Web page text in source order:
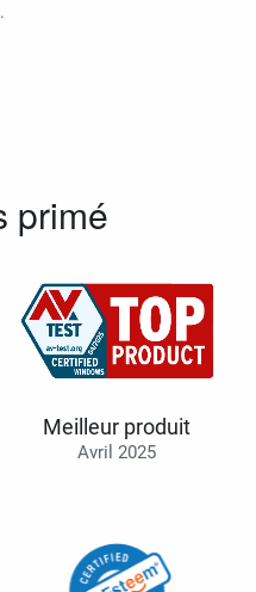
primé
Meilleur produit
Avril 2025